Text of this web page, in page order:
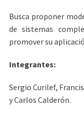
Busca proponer
de sistemas
promover su
Integrantes:
Sergio Curilef,
y Carlos Calderón.